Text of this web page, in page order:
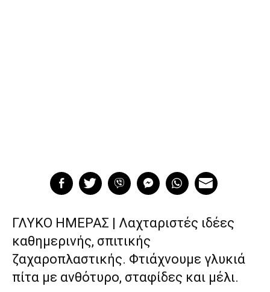
ΓΛΥΚΟ ΗΜΕΡΑΣ | Λαχταριστές ιδέες
καθημερινής, σπιτικής
ζαχαροπλαστικής. Φτιάχνουμε γλυκιά
πίτα με ανθότυρο, σταφίδες και μέλι.